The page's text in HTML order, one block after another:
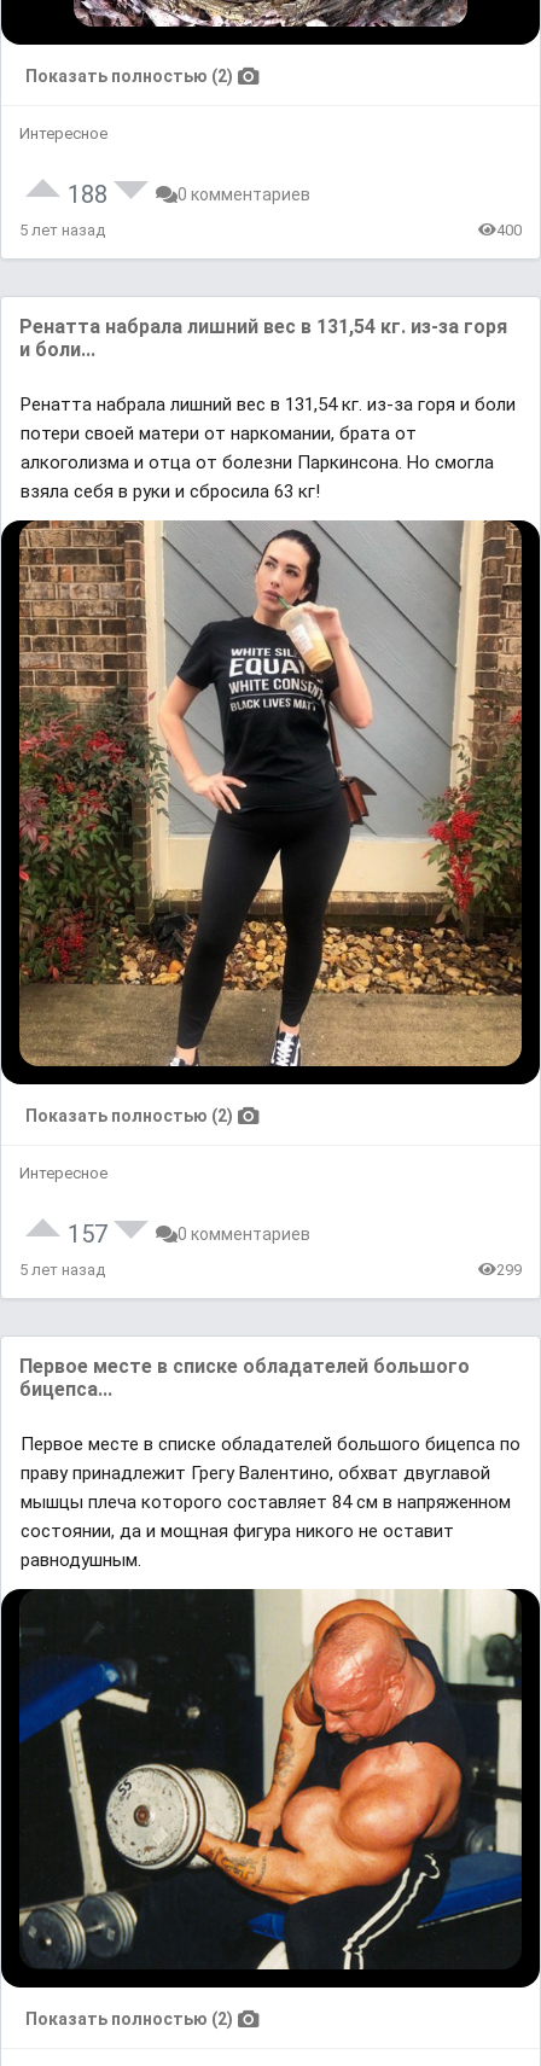
Показать полностью (2)
Интересное
188 0 комментариев
5 лет назад 400
Ренатта набрала лишний вес в 131,54 кг. из-за горя
и боли...
Ренатта набрала лишний вес в 131,54 кг. из-за горя и боли
потери своей матери от наркомании, брата от
алкоголизма и отца от болезни Паркинсона. Но смогла
взяла себя в руки и сбросила 63 кг!
Показать полностью (2)
Интересное
157 0 комментариев
5 лет назад 299
Первое месте в списке обладателей большого
бицепса...
Первое месте в списке обладателей большого бицепса по
праву принадлежит Грегу Валентино, обхват двуглавой
мышцы плеча которого составляет 84 см в напряженном
состоянии, да и мощная фигура никого не оставит
равнодушным.
Показать полностью (2)